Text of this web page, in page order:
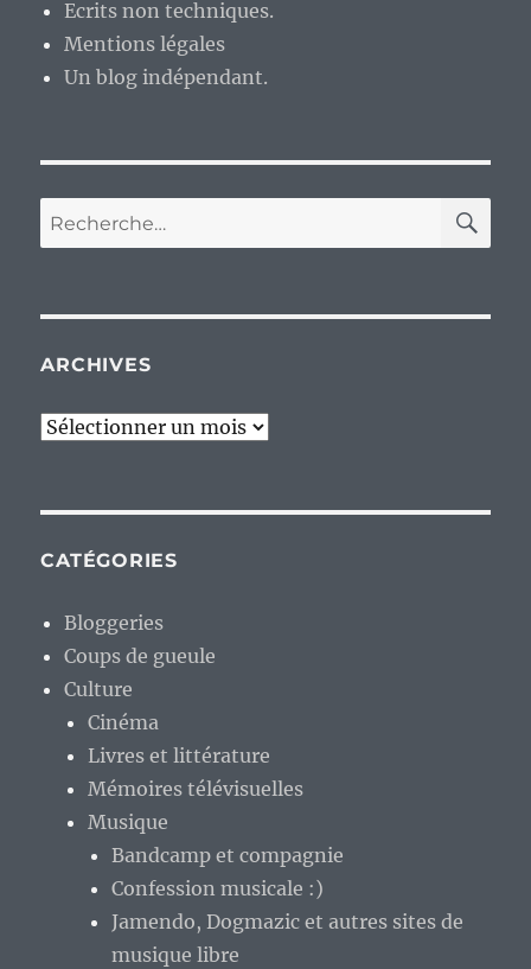
Ecrits non techniques.
Mentions légales
Un blog indépendant.
Recherche
pour :
ARCHIVES
Archives
CATÉGORIES
Bloggeries
Coups de gueule
Culture
Cinéma
Livres et littérature
Mémoires télévisuelles
Musique
Bandcamp et compagnie
Confession musicale :)
Jamendo, Dogmazic et autres sites de
musique libre